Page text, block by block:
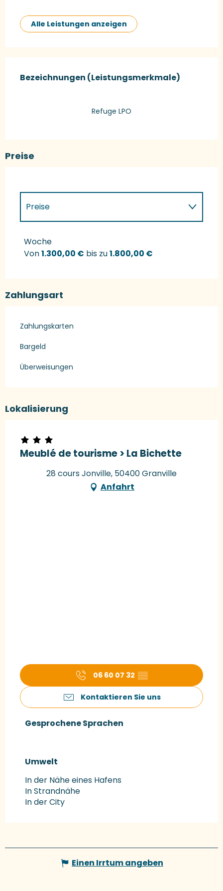
Alle Leistungen anzeigen
Bezeichnungen (Leistungsmerkmale)
Bezeichnungen (Leistungsmerkmale)
Refuge LPO
Preise
Preise
Preise 2027
Woche
Von1.300,00 € bis zu1.800,00 €
Zahlungsart
Zahlungskarten
Bargeld
Überweisungen
Lokalisierung
Meublé de tourisme > La Bichette
28 cours Jonville, 50400 Granville
Anfahrt
06 60 07 32 ▒▒
Kontaktieren Sie uns
Gesprochene Sprachen
Gesprochene Sprachen
Umwelt
Umwelt
In der Nähe eines Hafens
In Strandnähe
In der City
Einen Irrtum angeben